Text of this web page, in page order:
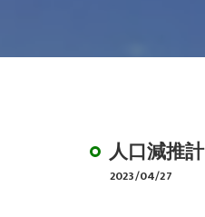
人口減推計
2023/04/27